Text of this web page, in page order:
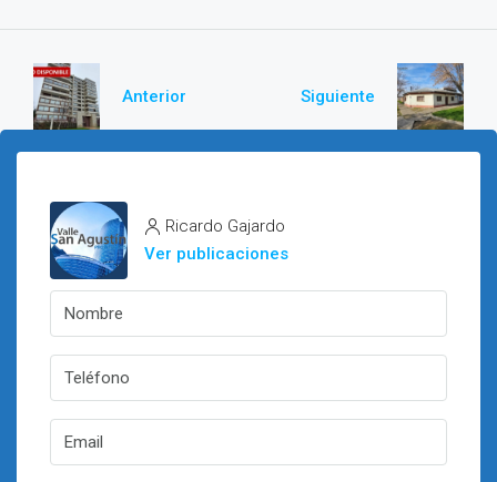
Anterior Siguiente
Ricardo Gajardo
Ver publicaciones